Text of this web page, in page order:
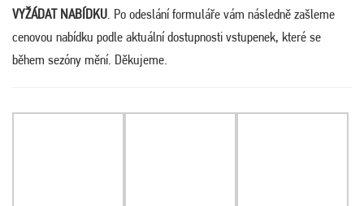
VYŽÁDAT NABÍDKU. Po odeslání formuláře vám následně zašleme
cenovou nabídku podle aktuální dostupnosti vstupenek, které se
během sezóny mění. Děkujeme.